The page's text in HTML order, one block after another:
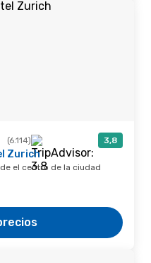
(6.114) 3,8
Zurich
el centro de la ciudad